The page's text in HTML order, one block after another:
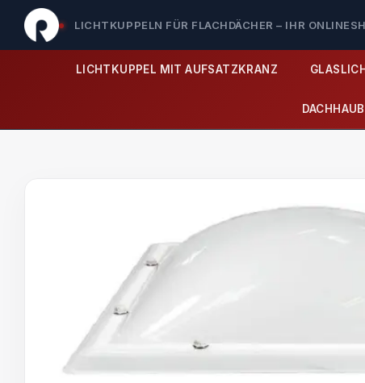
LICHTKUPPELN FÜR FLACHDÄCHER – IHR
LICHTKUPPEL MIT AUFSATZKRANZ